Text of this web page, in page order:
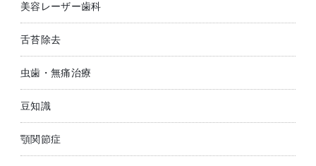
美容レーザー歯科
舌苔除去
虫歯・無痛治療
豆知識
顎関節症